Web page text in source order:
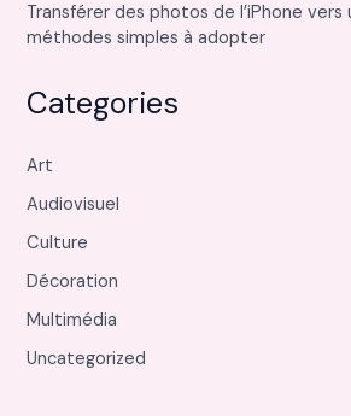
Transférer des photos de l’iPhone vers
méthodes simples à adopter
Categories
Art
Audiovisuel
Culture
Décoration
Multimédia
Uncategorized